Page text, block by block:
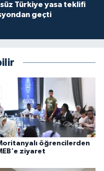
Türkiye yasa teklifi
geçti
öğrencilerden
ziyaret